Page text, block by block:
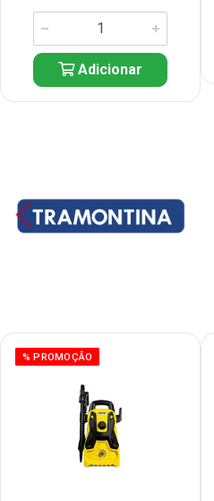
Adicionar
% PROMOÇÃO